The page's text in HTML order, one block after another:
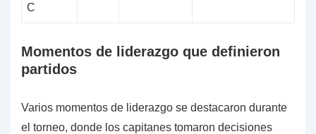
C
Momentos de liderazgo que definieron
partidos
Varios momentos de liderazgo se destacaron durante
el torneo, donde los capitanes tomaron decisiones